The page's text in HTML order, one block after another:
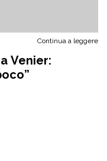
Continua a leggere
Venier: